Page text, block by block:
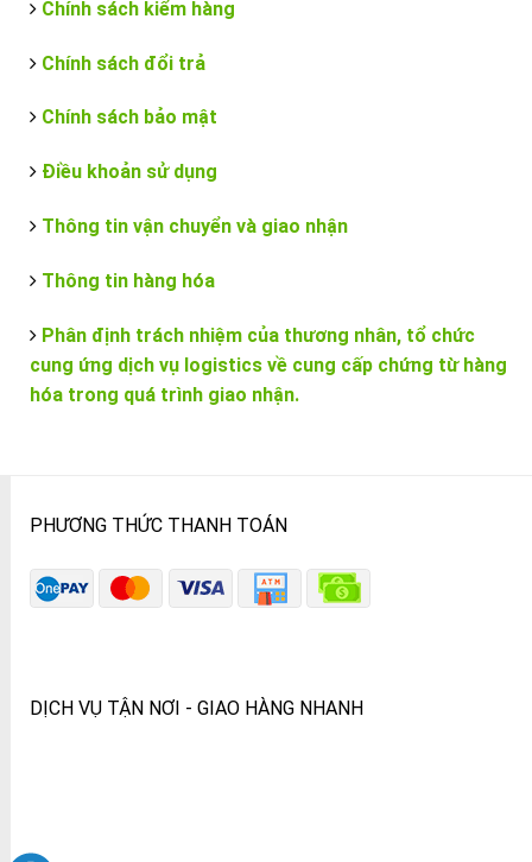
Chính sách kiểm hàng
Chính sách đổi trả
Chính sách bảo mật
Điều khoản sử dụng
Thông tin vận chuyển và giao nhận
Thông tin hàng hóa
Phân định trách nhiệm của thương nhân, tổ chức
cung ứng dịch vụ logistics về cung cấp chứng từ hàng
hóa trong quá trình giao nhận.
PHƯƠNG THỨC THANH TOÁN
DỊCH VỤ TẬN NƠI - GIAO HÀNG NHANH